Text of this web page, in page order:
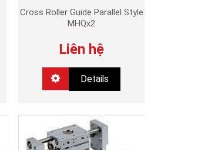
Cross Roller Guide Parallel Style
MHQx2
Liên hệ
Details